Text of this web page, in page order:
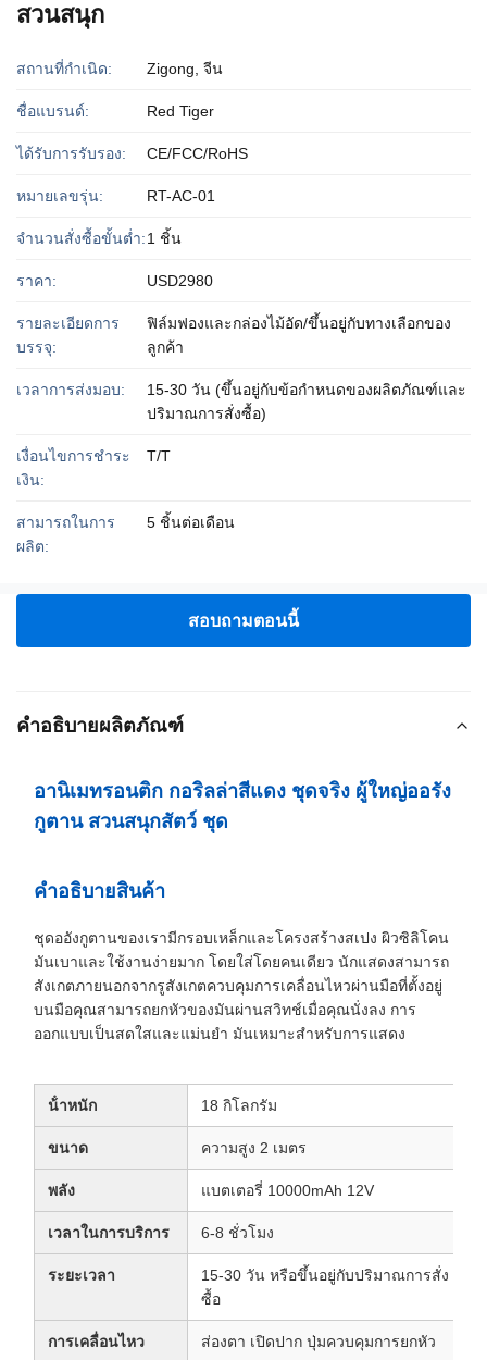
สวนสนุก
สถานที่กำเนิด: Zigong, จีน
ชื่อแบรนด์: Red Tiger
ได้รับการรับรอง: CE/FCC/RoHS
หมายเลขรุ่น: RT-AC-01
จำนวนสั่งซื้อขั้นต่ำ:1 ชิ้น
ราคา: USD2980
รายละเอียดการ
บรรจุ:
ฟิล์มฟองและกล่องไม้อัด/ขึ้นอยู่กับทางเลือกของ
ลูกค้า
เวลาการส่งมอบ:
15-30 วัน (ขึ้นอยู่กับข้อกำหนดของผลิตภัณฑ์และ
ปริมาณการสั่งซื้อ)
เงื่อนไขการชำระ
เงิน:
T/T
สามารถในการ
ผลิต:
5 ชิ้นต่อเดือน
สอบถามตอนนี้
คำอธิบายผลิตภัณฑ์
อานิเมทรอนติก กอริลล่าสีแดง ชุดจริง ผู้ใหญ่ออรัง
กูตาน สวนสนุกสัตว์ ชุด
คําอธิบายสินค้า
ชุดออังกูตานของเรามีกรอบเหล็กและโครงสร้างสเปง ผิวซิลิโคน
มันเบาและใช้งานง่ายมาก โดยใส่โดยคนเดียว นักแสดงสามารถ
สังเกตภายนอกจากรูสังเกตควบคุมการเคลื่อนไหวผ่านมือที่ตั้งอยู่
บนมือคุณสามารถยกหัวของมันผ่านสวิทช์เมื่อคุณนั่งลง การ
ออกแบบเป็นสดใสและแม่นยํา มันเหมาะสําหรับการแสดง
น้ําหนัก 18 กิโลกรัม
ขนาด ความสูง 2 เมตร
พลัง แบตเตอรี่ 10000mAh 12V
เวลาในการบริการ 6-8 ชั่วโมง
ระยะเวลา
15-30 วัน หรือขึ้นอยู่กับปริมาณการสั่ง
ซื้อ
การเคลื่อนไหว ส่องตา เปิดปาก ปุ่มควบคุมการยกหัว